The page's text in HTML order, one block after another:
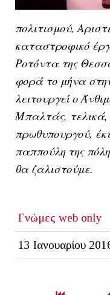
πολιτισμού,
καταστροφικό
Ροτόντα της
φορά το μήνα
λειτουργεί ο
Μπαλτάς, τελικά,
πρωθυπουργού,
παππούλη της
θα ζαλιστούμε.
Γνώμες web only
13 Ιανουαρίου